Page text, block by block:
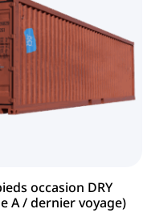
occasion DRY
A / dernier voyage)